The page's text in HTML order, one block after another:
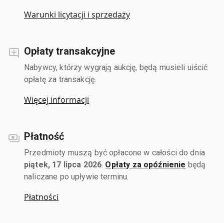
Warunki licytacji i sprzedaży
Opłaty transakcyjne
Nabywcy, którzy wygrają aukcję, będą musieli uiścić
opłatę za transakcję.
Więcej informacji
Płatność
Przedmioty muszą być opłacone w całości do dnia
piątek, 17 lipca 2026 Opłaty za opóźnienie będą
naliczane po upływie terminu.
Płatności